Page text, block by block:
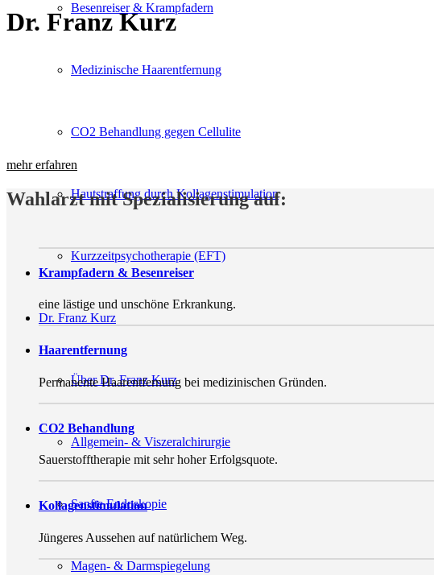
Besenreiser & Krampfadern
Medizinische Haarentfernung
CO2 Behandlung gegen Cellulite
Hautstraffung durch Kollagenstimulation
Kurzzeitpsychotherapie (EFT)
Dr. Franz Kurz
Über Dr. Franz Kurz
Allgemein- & Viszeralchirurgie
Sanfte Endoskopie
Magen- & Darmspiegelung
Dr. Franz Kurz
mehr erfahren
Wahlarzt mit Spezialisierung auf:
Krampfadern & Besenreiser
eine lästige und unschöne Erkrankung.
Haarentfernung
Permanente Haarentfernung bei medizinischen Gründen.
CO2 Behandlung
Sauerstofftherapie mit sehr hoher Erfolgsquote.
Kollagenstimulation
Jüngeres Aussehen auf natürlichem Weg.